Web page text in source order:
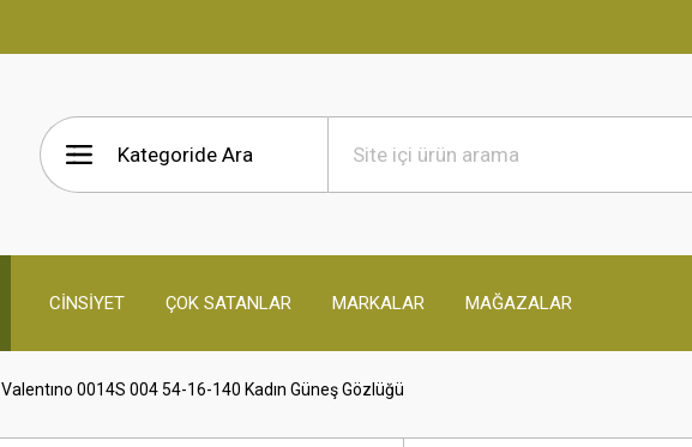
CİNSİYET ÇOK SATANLAR MARKALAR MAĞAZALAR
Valentıno 0014S 004 54-16-140 Kadın Güneş Gözlüğü